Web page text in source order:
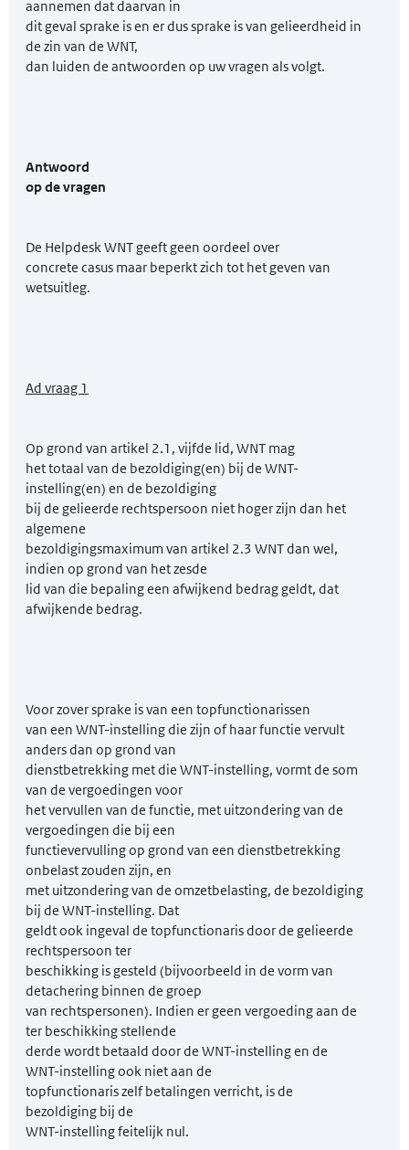
aannemen dat daarvan in
dit geval sprake is en er dus sprake is van gelieerdheid in
de zin van de WNT,
dan luiden de antwoorden op uw vragen als volgt.
Antwoord
op de vragen
De Helpdesk WNT geeft geen oordeel over
concrete casus maar beperkt zich tot het geven van
wetsuitleg.
Ad vraag 1
Op grond van artikel 2.1, vijfde lid, WNT mag
het totaal van de bezoldiging(en) bij de WNT-
instelling(en) en de bezoldiging
bij de gelieerde rechtspersoon niet hoger zijn dan het
algemene
bezoldigingsmaximum van artikel 2.3 WNT dan wel,
indien op grond van het zesde
lid van die bepaling een afwijkend bedrag geldt, dat
afwijkende bedrag.
Voor zover sprake is van een topfunctionarissen
van een WNT-instelling die zijn of haar functie vervult
anders dan op grond van
dienstbetrekking met die WNT-instelling, vormt de som
van de vergoedingen voor
het vervullen van de functie, met uitzondering van de
vergoedingen die bij een
functievervulling op grond van een dienstbetrekking
onbelast zouden zijn, en
met uitzondering van de omzetbelasting, de bezoldiging
bij de WNT-instelling. Dat
geldt ook ingeval de topfunctionaris door de gelieerde
rechtspersoon ter
beschikking is gesteld (bijvoorbeeld in de vorm van
detachering binnen de groep
van rechtspersonen). Indien er geen vergoeding aan de
ter beschikking stellende
derde wordt betaald door de WNT-instelling en de
WNT-instelling ook niet aan de
topfunctionaris zelf betalingen verricht, is de
bezoldiging bij de
WNT-instelling feitelijk nul.